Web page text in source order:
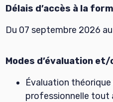
Délais d’accès à la
Du 07 septembre 2026
Modes d’évaluation
Évaluation
professionnelle tout